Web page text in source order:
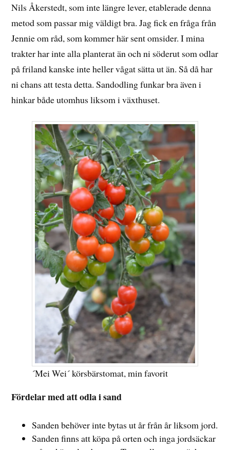
Nils Åkerstedt, som inte längre lever, etablerade denna
metod som passar mig väldigt bra. Jag fick en fråga från
Jennie om råd, som kommer här sent omsider. I mina
trakter har inte alla planterat än och ni söderut som odlar
på friland kanske inte heller vågat sätta ut än. Så då har
ni chans att testa detta. Sandodling funkar bra även i
hinkar både utomhus liksom i växthuset.
´Mei Wei´ körsbärstomat, min favorit
Fördelar med att odla i sand
Sanden behöver inte bytas ut år från år liksom jord.
Sanden finns att köpa på orten och inga jordsäckar